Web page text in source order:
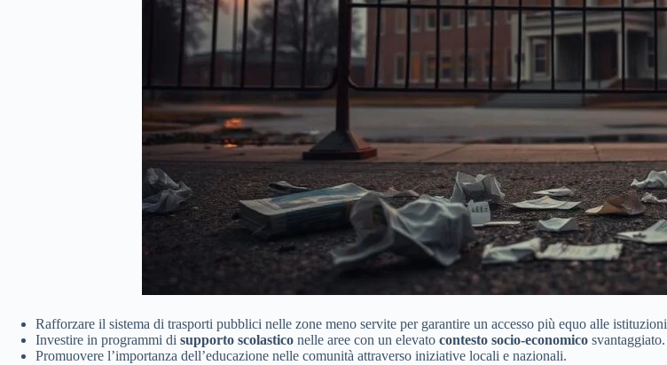
Rafforzare il sistema di trasporti pubblici nelle zone meno servite per garantire un accesso più equo alle
Investire in programmi di supporto scolastico nelle aree con un elevato contesto socio-economico svantaggiato.
Promuovere l’importanza dell’educazione nelle comunità attraverso iniziative locali e nazionali.